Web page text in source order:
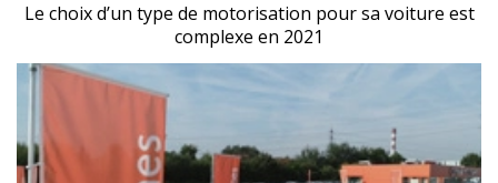
Le choix d’un type de motorisation pour sa voiture est
complexe en 2021